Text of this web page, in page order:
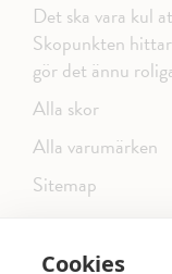
Cookies
Det ska vara kul
Skopunkten
gör det ännu
Alla skor
Alla varumärken
Sitemap